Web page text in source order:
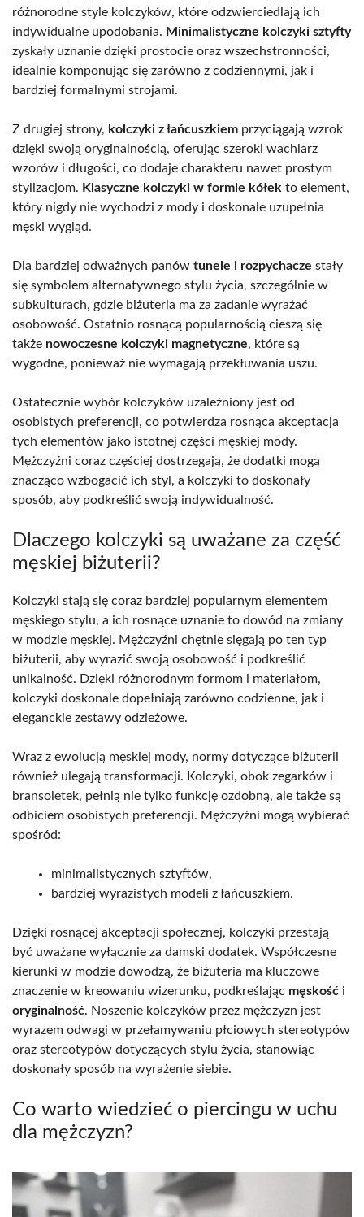
różnorodne style kolczyków, które odzwierciedlają ich
indywidualne upodobania. Minimalistyczne kolczyki sztyfty
zyskały uznanie dzięki prostocie oraz wszechstronności,
idealnie komponując się zarówno z codziennymi, jak i
bardziej formalnymi strojami.
Z drugiej strony, kolczyki z łańcuszkiem przyciągają wzrok
dzięki swoją oryginalnością, oferując szeroki wachlarz
wzorów i długości, co dodaje charakteru nawet prostym
stylizacjom. Klasyczne kolczyki w formie kółek to element,
który nigdy nie wychodzi z mody i doskonale uzupełnia
męski wygląd.
Dla bardziej odważnych panów tunele i rozpychacze stały
się symbolem alternatywnego stylu życia, szczególnie w
subkulturach, gdzie biżuteria ma za zadanie wyrażać
osobowość. Ostatnio rosnącą popularnością cieszą się
także nowoczesne kolczyki magnetyczne, które są
wygodne, ponieważ nie wymagają przekłuwania uszu.
Ostatecznie wybór kolczyków uzależniony jest od
osobistych preferencji, co potwierdza rosnąca akceptacja
tych elementów jako istotnej części męskiej mody.
Mężczyźni coraz częściej dostrzegają, że dodatki mogą
znacząco wzbogacić ich styl, a kolczyki to doskonały
sposób, aby podkreślić swoją indywidualność.
Dlaczego kolczyki są uważane za część
męskiej biżuterii?
Kolczyki stają się coraz bardziej popularnym elementem
męskiego stylu, a ich rosnące uznanie to dowód na zmiany
w modzie męskiej. Mężczyźni chętnie sięgają po ten typ
biżuterii, aby wyrazić swoją osobowość i podkreślić
unikalność. Dzięki różnorodnym formom i materiałom,
kolczyki doskonale dopełniają zarówno codzienne, jak i
eleganckie zestawy odzieżowe.
Wraz z ewolucją męskiej mody, normy dotyczące biżuterii
również ulegają transformacji. Kolczyki, obok zegarków i
bransoletek, pełnią nie tylko funkcję ozdobną, ale także są
odbiciem osobistych preferencji. Mężczyźni mogą wybierać
spośród:
minimalistycznych sztyftów,
bardziej wyrazistych modeli z łańcuszkiem.
Dzięki rosnącej akceptacji społecznej, kolczyki przestają
być uważane wyłącznie za damski dodatek. Współczesne
kierunki w modzie dowodzą, że biżuteria ma kluczowe
znaczenie w kreowaniu wizerunku, podkreślając męskość i
oryginalność. Noszenie kolczyków przez mężczyzn jest
wyrazem odwagi w przełamywaniu płciowych stereotypów
oraz stereotypów dotyczących stylu życia, stanowiąc
doskonały sposób na wyrażenie siebie.
Co warto wiedzieć o piercingu w uchu
dla mężczyzn?